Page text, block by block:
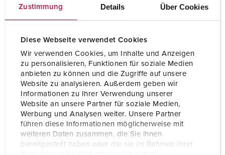
Zustimmung Details Über Cookies
Diese Webseite verwendet Cookies
Wir verwenden Cookies, um Inhalte und Anzeigen
zu personalisieren, Funktionen für soziale Medien
anbieten zu können und die Zugriffe auf unsere
Website zu analysieren. Außerdem geben wir
Informationen zu Ihrer Verwendung unserer
Website an unsere Partner für soziale Medien,
Werbung und Analysen weiter. Unsere Partner
führen diese Informationen möglicherweise mit
weiteren Daten zusammen, die Sie ihnen
bereitgestellt haben oder die sie im Rahmen Ihrer
reinigingsinstallaties: voor service-, onderhouds- en
individueel bezetbare mobiele contactzuilen uit de
EverGUM productfamilie.
Onze CombiTOWER® contactzuil is de perfecte
energieverdeler voor de buurt van de rails. Met deze
contactzuil zijn op rangeerterreinen of onderhouds- en
opstelsporen alle benodigde energieaansluitingen voor
stroom en perslucht direct op de werkplek beschikbaar. De
CombiTOWER® is optioneel leverbaar met een afsluitbare